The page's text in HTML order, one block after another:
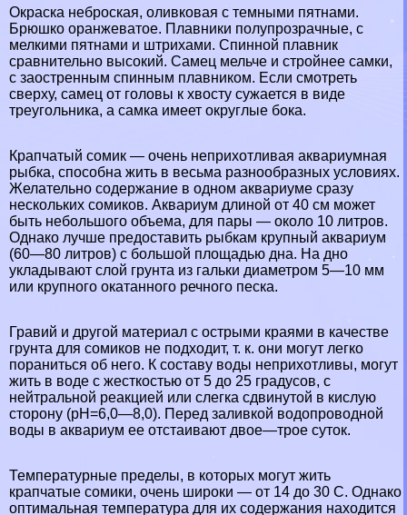
Окраска неброская, оливковая с темными пятнами.
Брюшко оранжеватое. Плавники полупрозрачные, с
мелкими пятнами и штрихами. Спинной плавник
сравнительно высокий. Самец мельче и стройнее самки,
с заостренным спинным плавником. Если смотреть
сверху, самец от головы к хвосту сужается в виде
треугольника, а самка имеет округлые бока.
Крапчатый сомик — очень неприхотливая аквариумная
рыбка, способна жить в весьма разнообразных условиях.
Желательно содержание в одном аквариуме сразу
нескольких сомиков. Аквариум длиной от 40 см может
быть небольшого объема, для пары — около 10 литров.
Однако лучше предоставить рыбкам крупный аквариум
(60—80 литров) с большой площадью дна. На дно
укладывают слой грунта из гальки диаметром 5—10 мм
или крупного окатанного речного песка.
Гравий и другой материал с острыми краями в качестве
грунта для сомиков не подходит, т. к. они могут легко
пораниться об него. К составу воды неприхотливы, могут
жить в воде с жесткостью от 5 до 25 градусов, с
нейтральной реакцией или слегка сдвинутой в кислую
сторону (рН=6,0—8,0). Перед заливкой водопроводной
воды в аквариум ее отстаивают двое—трое суток.
Температурные пределы, в которых могут жить
крапчатые сомики, очень широки — от 14 до 30 С. Однако
оптимальная температура для их содержания находится